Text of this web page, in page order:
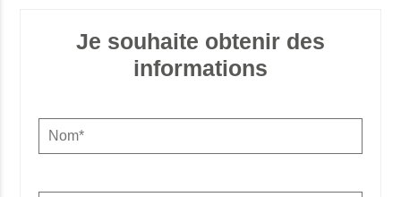
Je souhaite obtenir des
informations